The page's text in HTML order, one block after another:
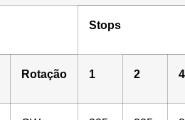
Stops
Rotação 1 2 4